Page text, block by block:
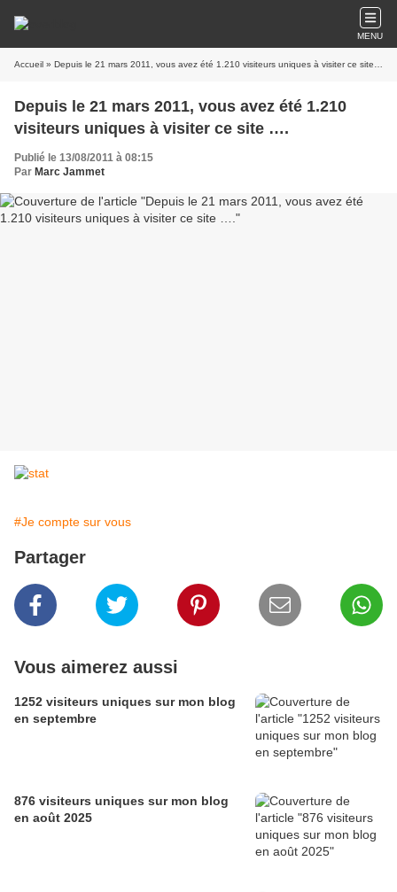
MENU
Accueil » Depuis le 21 mars 2011, vous avez été 1.210 visiteurs uniques à visiter ce site ….
Depuis le 21 mars 2011, vous avez été 1.210
visiteurs uniques à visiter ce site ….
Publié le 13/08/2011 à 08:15
Par Marc Jammet
#Je compte sur vous
Partager
Vous aimerez aussi
1252 visiteurs uniques sur mon blog
en septembre
876 visiteurs uniques sur mon blog
en août 2025